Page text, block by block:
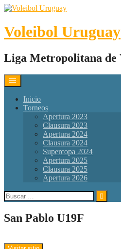
Skip
content
Voleibol Uruguay
Liga Metropolitana de
Inicio
Torneos
Apertura 2023
Clausura 2023
Apertura 2024
Clausura 2024
Supercopa 2024
Apertura 2025
Clausura 2025
Apertura 2026
Buscar:
San Pablo U19F